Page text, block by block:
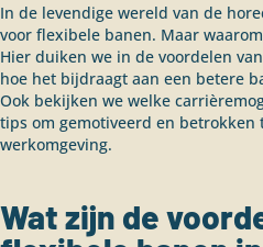
In de levendige wereld van de
voor flexibele banen. Maar
Hier duiken we in de voordelen
hoe het bijdraagt aan een betere
Ook bekijken we welke
tips om gemotiveerd en
werkomgeving.
Wat zijn de